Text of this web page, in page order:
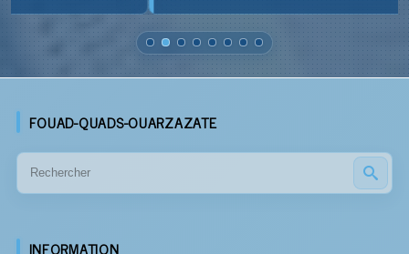
FOUAD-QUADS-OUARZAZATE
INFORMATION